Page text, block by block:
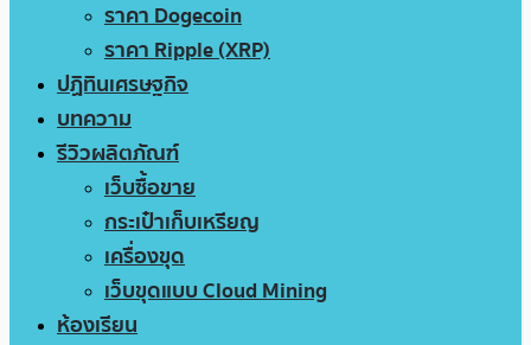
ราคา Dogecoin
ราคา Ripple (XRP)
ปฏิทินเศรษฐกิจ
บทความ
รีวิวผลิตภัณฑ์
เว็บซื้อขาย
กระเป๋าเก็บเหรียญ
เครื่องขุด
เว็บขุดแบบ Cloud Mining
ห้องเรียน